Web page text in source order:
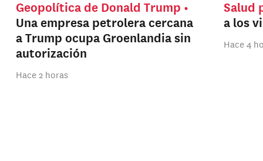
Geopolítica de Donald Trump
Una empresa petrolera cercana
a Trump ocupa Groenlandia sin
autorización
Hace 2 horas
Salud
a los
Hace 4